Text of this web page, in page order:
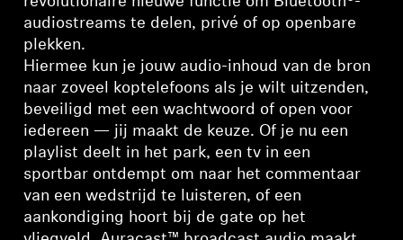
Professioneel
audiostreams te delen, privé of op openbare
plekken.
Hiermee kun je jouw audio-inhoud van de bron
naar zoveel koptelefoons als je wilt uitzenden,
beveiligd met een wachtwoord of open voor
iedereen — jij maakt de keuze. Of je nu een
playlist deelt in het park, een tv in een
sportbar ontdempt om naar het commentaar
van een wedstrijd te luisteren, of een
aankondiging hoort bij de gate op het